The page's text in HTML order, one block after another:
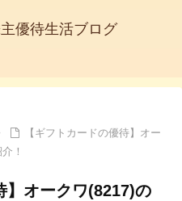
優待生活ブログ
【ギフトカードの優待】オー
！
】オークワ(8217)の